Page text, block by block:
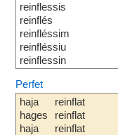
reinflessis
reinflés
reinfléssim
reinfléssiu
reinflessin
Perfet
haja
hages
haja
reinflat
reinflat
reinflat